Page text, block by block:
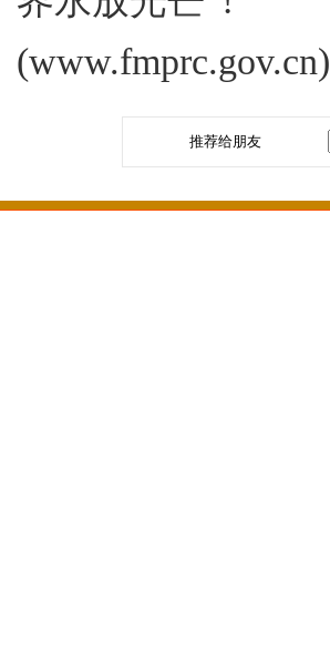
(www.fmprc.gov.cn)
推荐给朋友